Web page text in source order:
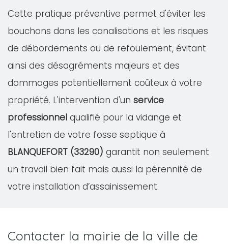
Cette pratique préventive permet d'éviter les
bouchons dans les canalisations et les risques
de débordements ou de refoulement, évitant
ainsi des désagréments majeurs et des
dommages potentiellement coûteux à votre
propriété. L'intervention d'un service
professionnel qualifié pour la vidange et
l'entretien de votre fosse septique à
BLANQUEFORT (33290) garantit non seulement
un travail bien fait mais aussi la pérennité de
votre installation d’assainissement.
Contacter la mairie de la ville de